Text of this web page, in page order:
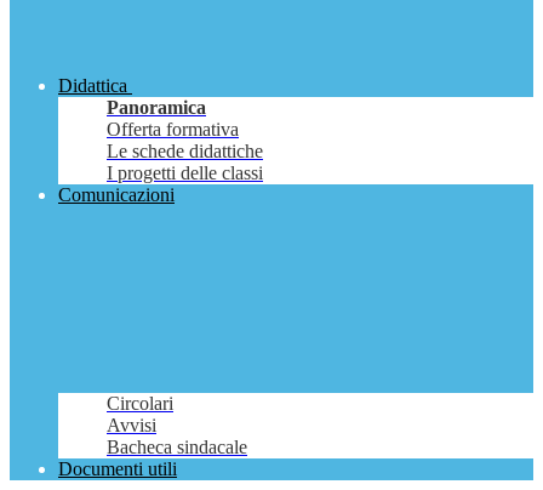
Didattica
Panoramica
Offerta formativa
Le schede didattiche
I progetti delle classi
Comunicazioni
Circolari
Avvisi
Bacheca sindacale
Documenti utili